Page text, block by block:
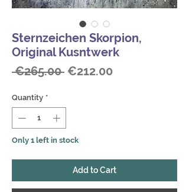
Sternzeichen Skorpion,
Original Kusntwerk
€265.00 Regular
€212.00Sale
Quantity *
Only 1 left in stock
Add to Cart